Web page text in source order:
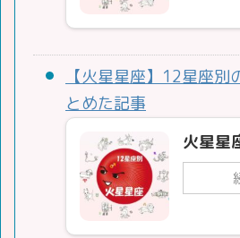
【火星星座】12星座別
とめた記事
火星星